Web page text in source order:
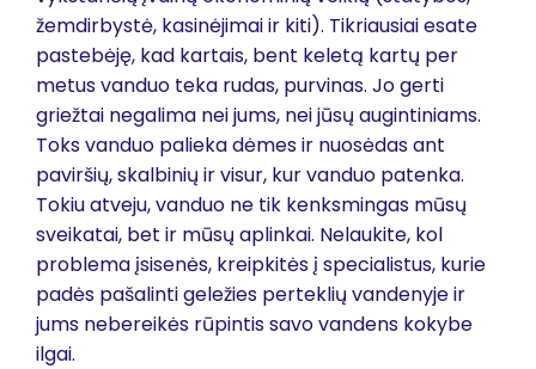
žemdirbystė, kasinėjimai ir kiti). Tikriausiai esate
pastebėję, kad kartais, bent keletą kartų per
metus vanduo teka rudas, purvinas. Jo gerti
griežtai negalima nei jums, nei jūsų augintiniams.
Toks vanduo palieka dėmes ir nuosėdas ant
paviršių, skalbinių ir visur, kur vanduo patenka.
Tokiu atveju, vanduo ne tik kenksmingas mūsų
sveikatai, bet ir mūsų aplinkai. Nelaukite, kol
problema įsisenės, kreipkitės į specialistus, kurie
padės pašalinti geležies perteklių vandenyje ir
jums nebereikės rūpintis savo vandens kokybe
ilgai.